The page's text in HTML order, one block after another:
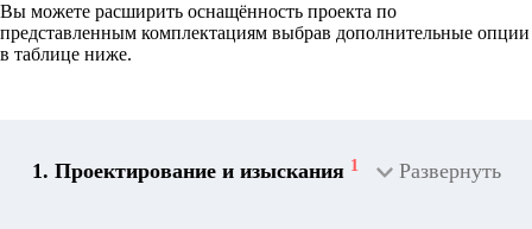
Вы можете расширить оснащённость проекта по
представленным комплектациям выбрав дополнительные опции
в таблице ниже.
1. Проектирование и изыскания 1 Развернуть